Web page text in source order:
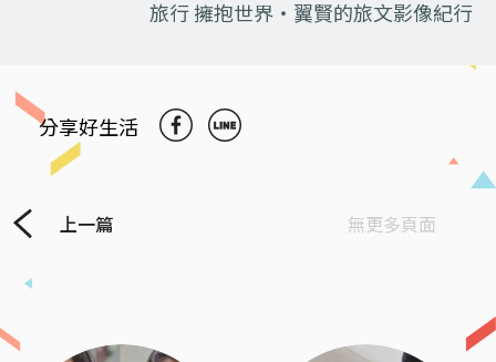
旅行 擁抱世界‧翼賢的旅文影像紀行
分享好生活
上一篇 無更多頁面